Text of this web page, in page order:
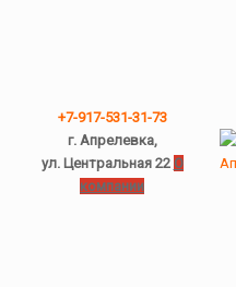
+7-917-531-31-73
г. Апрелевка,
ул. Центральная 22 О
компании